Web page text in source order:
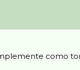
como